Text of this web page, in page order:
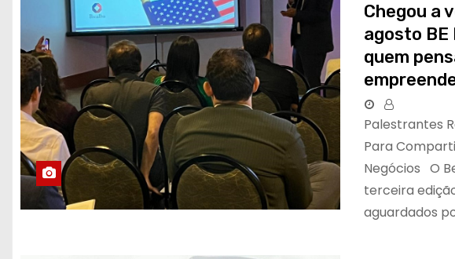
Chegou a
agosto
quem
Palestrantes
Para
Negócios O
terceira
aguardados